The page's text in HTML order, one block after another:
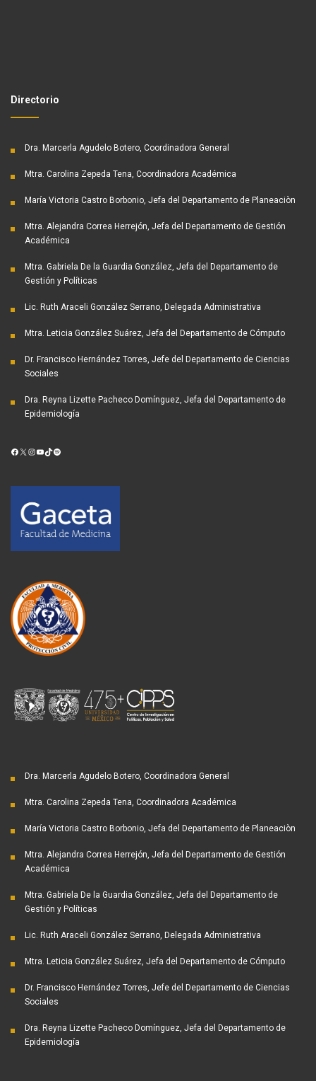
Directorio
Dra. Marcerla Agudelo Botero, Coordinadora General
Mtra. Carolina Zepeda Tena, Coordinadora Académica
María Victoria Castro Borbonio, Jefa del Departamento de Planeaciòn
Mtra. Alejandra Correa Herrejón, Jefa del Departamento de Gestión
Académica
Mtra. Gabriela De la Guardia González, Jefa del Departamento de
Gestión y Políticas
Lic. Ruth Araceli González Serrano, Delegada Administrativa
Mtra. Leticia González Suárez, Jefa del Departamento de Cómputo
Dr. Francisco Hernández Torres, Jefe del Departamento de Ciencias
Sociales
Dra. Reyna Lizette Pacheco Domínguez, Jefa del Departamento de
Epidemiología
Facebook
X Instagram
YouTube
TikTok
Spotify
Dra. Marcerla Agudelo Botero, Coordinadora General
Mtra. Carolina Zepeda Tena, Coordinadora Académica
María Victoria Castro Borbonio, Jefa del Departamento de Planeaciòn
Mtra. Alejandra Correa Herrejón, Jefa del Departamento de Gestión
Académica
Mtra. Gabriela De la Guardia González, Jefa del Departamento de
Gestión y Políticas
Lic. Ruth Araceli González Serrano, Delegada Administrativa
Mtra. Leticia González Suárez, Jefa del Departamento de Cómputo
Dr. Francisco Hernández Torres, Jefe del Departamento de Ciencias
Sociales
Dra. Reyna Lizette Pacheco Domínguez, Jefa del Departamento de
Epidemiología